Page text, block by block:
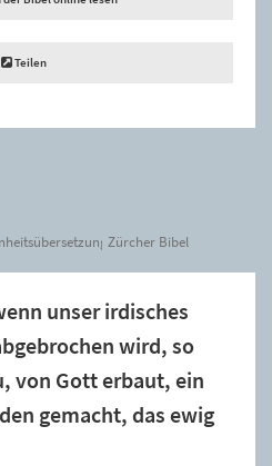
Teilen
Zürcher Bibel
unser irdisches
wird, so
von Gott erbaut, ein
gemacht, das ewig